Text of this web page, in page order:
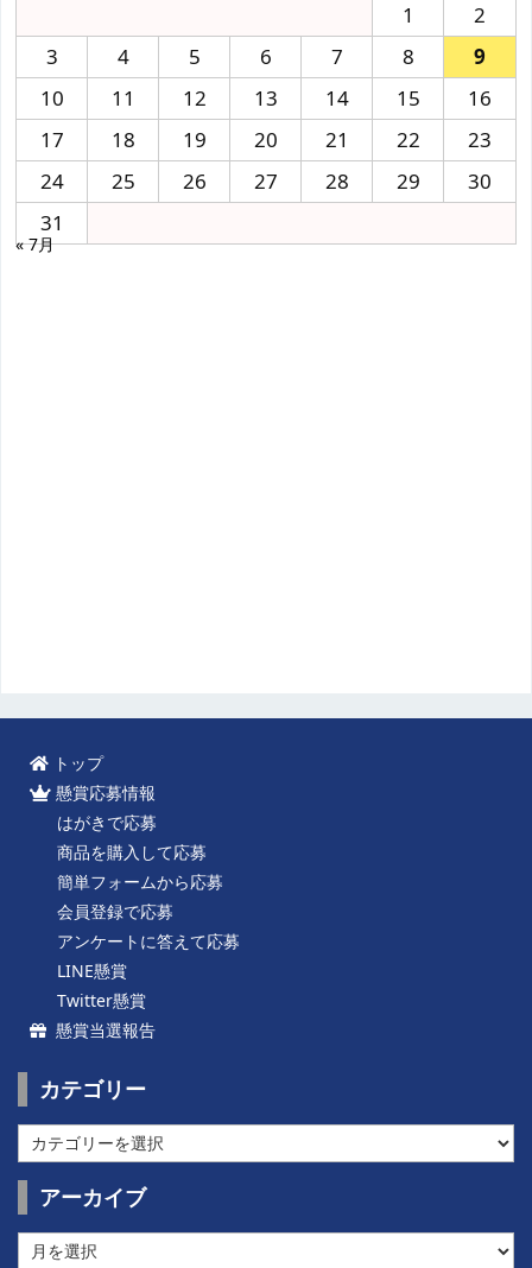
1
2
3
4 5 6 7 8
9
10
11 12 13 14 15
16
17
18 19 20 21 22
23
24
25 26 27 28 29
30
31
« 7月
トップ
懸賞応募情報
はがきで応募
商品を購入して応募
簡単フォームから応募
会員登録で応募
アンケートに答えて応募
LINE懸賞
Twitter懸賞
懸賞当選報告
カテゴリー
テ
ゴ
ー
アーカイブ